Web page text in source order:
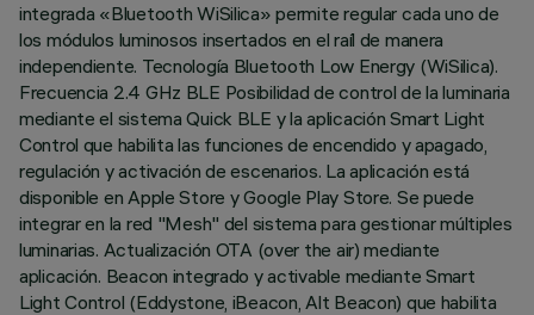
integrada «Bluetooth WiSilica» permite regular cada uno de
los módulos luminosos insertados en el raíl de manera
independiente. Tecnología Bluetooth Low Energy (WiSilica).
Frecuencia 2.4 GHz BLE Posibilidad de control de la luminaria
mediante el sistema Quick BLE y la aplicación Smart Light
Control que habilita las funciones de encendido y apagado,
regulación y activación de escenarios. La aplicación está
disponible en Apple Store y Google Play Store. Se puede
integrar en la red "Mesh" del sistema para gestionar múltiples
luminarias. Actualización OTA (over the air) mediante
aplicación. Beacon integrado y activable mediante Smart
Light Control (Eddystone, iBeacon, Alt Beacon) que habilita